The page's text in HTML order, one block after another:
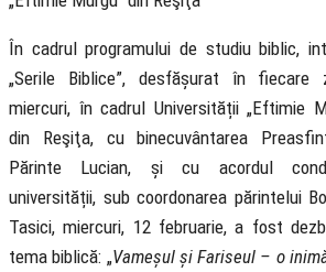
În cadrul programului de studiu biblic,
„Serile Biblice”, desfășurat în fiecare
miercuri, în cadrul Universității „Eftimie
din Reşiţa, cu binecuvântarea
Părinte Lucian, și cu acordul
universității, sub coordonarea părintelui
Tasici, miercuri, 12 februarie, a fost
tema biblică: „Vameșul și Fariseul – o